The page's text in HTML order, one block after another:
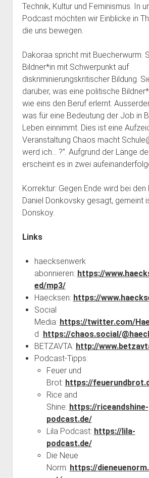
Technik, Kultur und Feminismus. In
Podcast möchten wir Einblicke in
die uns bewegen.
Dakoraa spricht mit Buecherwurm.
Bildner*in mit Schwerpunkt auf
diskriminierungskritischer Bildung.
darüber, was eine politische
wie eins den Beruf erlernt.
was für eine Bedeutung der Job in
Leben einnimmt. Dies ist eine
Veranstaltung Chaos macht
werd ich… ?”. Aufgrund der Länge
erscheint es in zwei
Korrektur: Gegen Ende wird bei den
Daniel Donkovsky gesagt, gemeint
Donskoy.
Links
haecksenwerk
abonnieren: https://
ed/mp3/
Haecksen: https://
Social
Media: https://twitter.com/
d
https://chaos.social/
BETZAVTA: http://
Podcast-Tipps:
Feuer und
Brot: https://
Rice and
Shine: https://riceandshine-
podcast.de/
Lila Podcast: https://lila-
podcast.de/
Die Neue
Norm: https://